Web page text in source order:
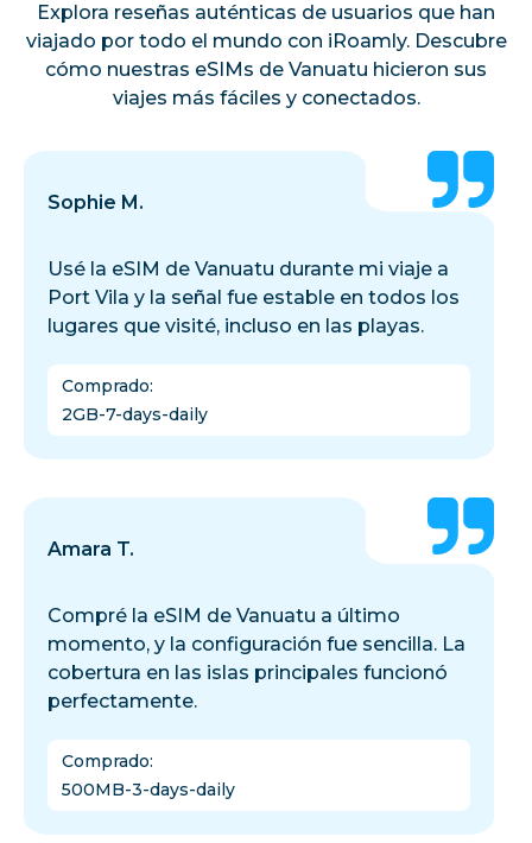
Explora reseñas auténticas de usuarios que han
viajado por todo el mundo con iRoamly. Descubre
cómo nuestras eSIMs de Vanuatu hicieron sus
viajes más fáciles y conectados.
Sophie M.
Usé la eSIM de Vanuatu durante mi viaje a
Port Vila y la señal fue estable en todos los
lugares que visité, incluso en las playas.
Comprado:
2GB-7-days-daily
Amara T.
Compré la eSIM de Vanuatu a último
momento, y la configuración fue sencilla. La
cobertura en las islas principales funcionó
perfectamente.
Comprado:
500MB-3-days-daily